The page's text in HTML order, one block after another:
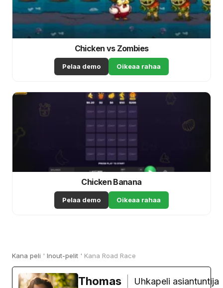
Chicken vs Zombies
Pelaa demo Oikeaa rahaa
Chicken Banana
Pelaa demo Oikeaa rahaa
Kana peli ' Inout-pelit ' Kana Road Race
Thomas
Uhkapeli asiantuntija